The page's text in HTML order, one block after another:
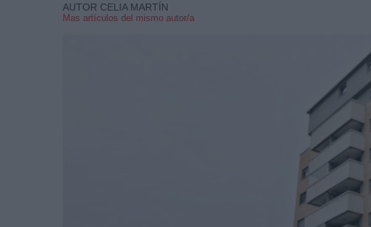
AUTOR CELIA MARTÍN
Mas artículos del mismo autor/a